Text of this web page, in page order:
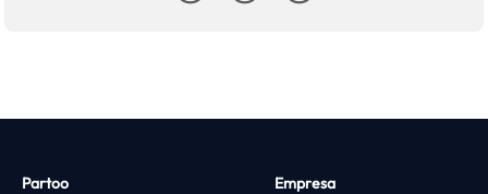
Partoo Empresa